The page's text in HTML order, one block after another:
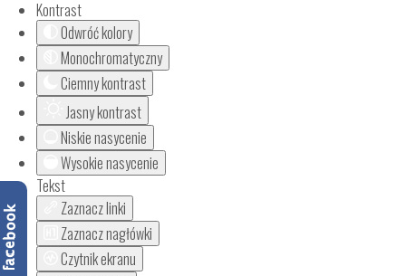
Kontrast
Odwróć kolory
Monochromatyczny
Ciemny kontrast
Jasny kontrast
Niskie nasycenie
Wysokie nasycenie
Tekst
Zaznacz linki
Zaznacz nagłówki
Czytnik ekranu